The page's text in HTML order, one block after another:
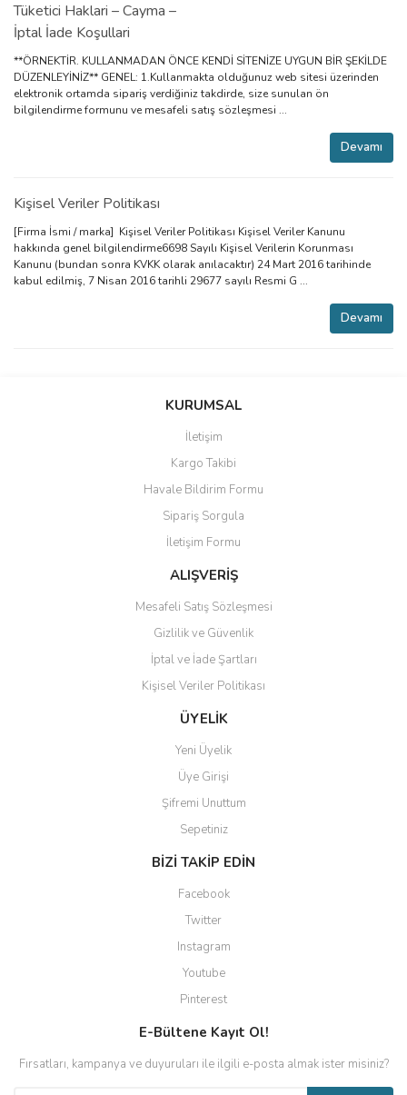
Tüketici Haklari – Cayma –
İptal İade Koşullari
**ÖRNEKTİR. KULLANMADAN ÖNCE KENDİ SİTENİZE UYGUN BİR ŞEKİLDE
DÜZENLEYİNİZ** GENEL: 1.Kullanmakta olduğunuz web sitesi üzerinden
elektronik ortamda sipariş verdiğiniz takdirde, size sunulan ön
bilgilendirme formunu ve mesafeli satış sözleşmesi ...
Devamı
Kişisel Veriler Politikası
[Firma İsmi / marka] Kişisel Veriler Politikası Kişisel Veriler Kanunu
hakkında genel bilgilendirme6698 Sayılı Kişisel Verilerin Korunması
Kanunu (bundan sonra KVKK olarak anılacaktır) 24 Mart 2016 tarihinde
kabul edilmiş, 7 Nisan 2016 tarihli 29677 sayılı Resmi G ...
Devamı
KURUMSAL
İletişim
Kargo Takibi
Havale Bildirim Formu
Sipariş Sorgula
İletişim Formu
ALIŞVERİŞ
Mesafeli Satış Sözleşmesi
Gizlilik ve Güvenlik
İptal ve İade Şartları
Kişisel Veriler Politikası
ÜYELİK
Yeni Üyelik
Üye Girişi
Şifremi Unuttum
Sepetiniz
BİZİ TAKİP EDİN
Facebook
Twitter
Instagram
Youtube
Pinterest
E-Bültene Kayıt Ol!
Fırsatları, kampanya ve duyuruları ile ilgili e-posta almak ister misiniz?